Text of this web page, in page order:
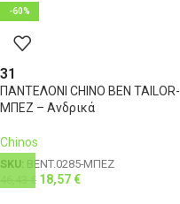
-60%
31
ΠΑΝΤΕΛΟΝΙ CHINO BEN TAILOR-
ΜΠΕΖ – Ανδρικά
Chinos
SKU: BENT.0285-ΜΠΕΖ
€ 18,57€